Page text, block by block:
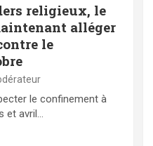
religieux, le
alléger
le
le confinement à
avril…